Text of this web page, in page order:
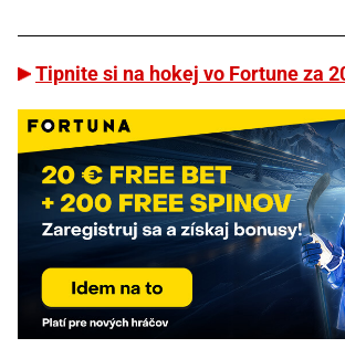
Tipnite si na hokej vo Fortune za